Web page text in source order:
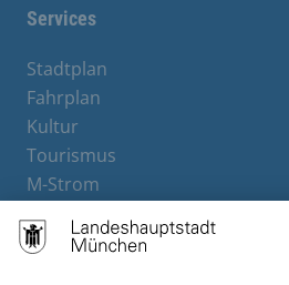
Services
Stadtplan
Fahrplan
Kultur
Tourismus
M-Strom
Hotels